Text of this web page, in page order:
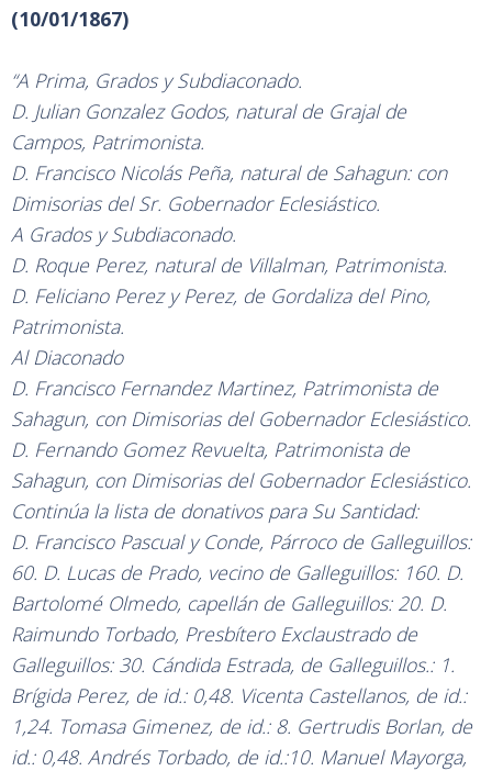
(10/01/1867)
“A Prima, Grados y Subdiaconado.
D. Julian Gonzalez Godos, natural de Grajal de
Campos, Patrimonista.
D. Francisco Nicolás Peña, natural de Sahagun: con
Dimisorias del Sr. Gobernador Eclesiástico.
A Grados y Subdiaconado.
D. Roque Perez, natural de Villalman, Patrimonista.
D. Feliciano Perez y Perez, de Gordaliza del Pino,
Patrimonista.
Al Diaconado
D. Francisco Fernandez Martinez, Patrimonista de
Sahagun, con Dimisorias del Gobernador Eclesiástico.
D. Fernando Gomez Revuelta, Patrimonista de
Sahagun, con Dimisorias del Gobernador Eclesiástico.
Continúa la lista de donativos para Su Santidad:
D. Francisco Pascual y Conde, Párroco de Galleguillos:
60. D. Lucas de Prado, vecino de Galleguillos: 160. D.
Bartolomé Olmedo, capellán de Galleguillos: 20. D.
Raimundo Torbado, Presbítero Exclaustrado de
Galleguillos: 30. Cándida Estrada, de Galleguillos.: 1.
Brígida Perez, de id.: 0,48. Vicenta Castellanos, de id.:
1,24. Tomasa Gimenez, de id.: 8. Gertrudis Borlan, de
id.: 0,48. Andrés Torbado, de id.:10. Manuel Mayorga,